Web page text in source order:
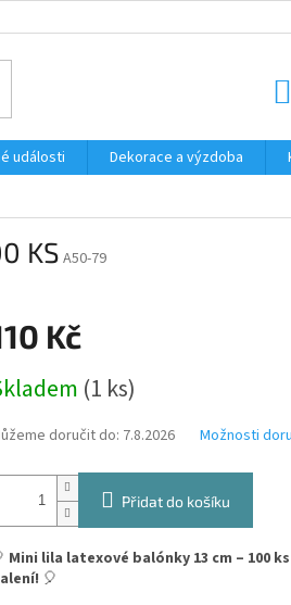
události Dekorace a výzdoba
KSA50-79
Kč
(1 ks)
doručit do: 7.8.2026 Možnosti
Přidat do košíku
Mini lila latexové balónky 13 cm – 100
🎈